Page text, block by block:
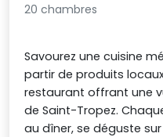
20 chambres
Savourez une cuisine
partir de produits
restaurant offrant une
de Saint-Tropez.
au dîner, se déguste